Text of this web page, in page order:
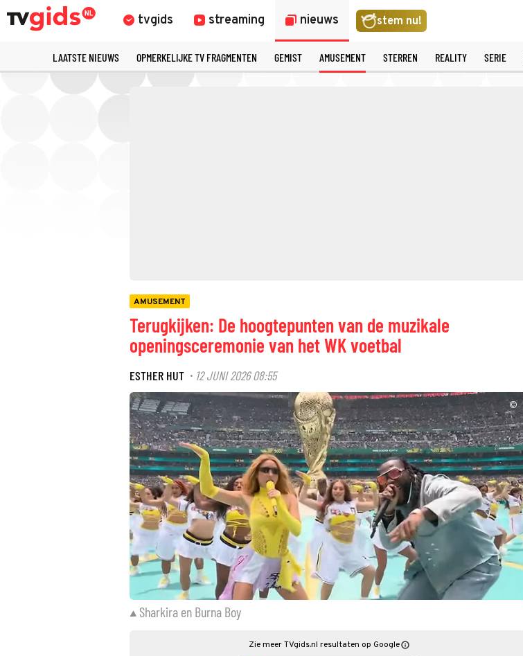
tvgids streaming nieuws stem nu!
LAATSTE NIEUWS OPMERKELIJKE TV FRAGMENTEN GEMIST AMUSEMENT STERREN REALITY SERIE
AMUSEMENT
Terugkijken: De hoogtepunten van de muzikale
openingsceremonie van het WK voetbal
ESTHER HUT · 12 JUNI 2026 08:55
©
Sharkira en Burna Boy
Zie meer TVgids.nl resultaten op Google